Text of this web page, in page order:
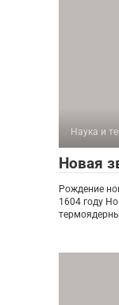
Наука и
Новая
Рождение
1604 году